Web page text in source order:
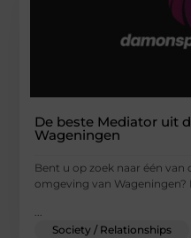
De beste Mediator uit
Wageningen
Bent u op zoek naar één
omgeving van Wageningen?
...
Society / Relationships